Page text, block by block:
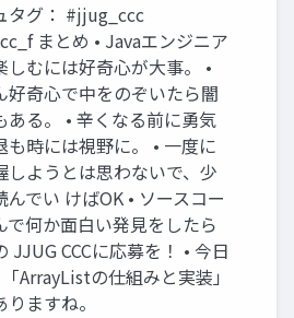
タグ： #jjug_ccc
まとめ • Javaエンジニア
しむには好奇心が大事。 •
好奇心で中をのぞいたら闇
ある。 • 辛くなる前に勇気
も時には視野に。 • 一度に
しようとは思わないで、少
んでい けばOK • ソースコー
で何か面白い発見をしたら
JJUG CCCに応募を！ • 今日
ArrayListの仕組みと実装」
ますね。